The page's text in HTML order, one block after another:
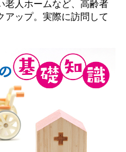
老人ホームなど、高齢者
アップ。実際に訪問して